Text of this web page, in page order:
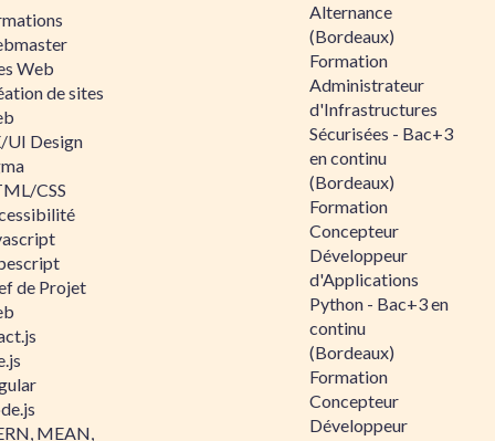
Web
de sites
UI Design
CSS
de Projet
MEAN,
Alternance
(Bordeaux)
Formation
Administrateur
d'Infrastructures
Sécurisées - Bac+3
en continu
(Bordeaux)
Formation
Concepteur
Développeur
d'Applications
Python - Bac+3 en
continu
(Bordeaux)
Formation
Concepteur
Développeur